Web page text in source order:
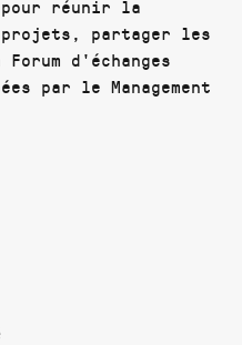
pour réunir la
projets, partager les
d'échanges
par le Management